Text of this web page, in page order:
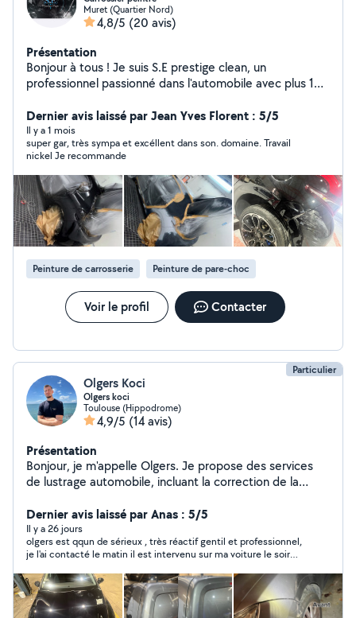
Muret (Quartier Nord)
4,8/5 (20 avis)
Présentation
Bonjour à tous ! Je suis S.E prestige clean, un
professionnel passionné dans l'automobile avec plus 10
propose des services de nettoyage, l'entretien des
véhicules et des espaces de vie. Je mets un point
d'honneur à offrir un service de qualité, alliant efficacité
et respect de l'environnement. N'hésitez pas à me
contacter pour un devis gratuit ou pour toute question.
Je serai ravi de vous aider
Dernier avis laissé par Jean Yves Florent : 5/5
Il y a 1 mois
super gar, très sympa et excéllent dans son. domaine. Travail
nickel Je recommande
Peinture de carrosserie Peinture de pare-choc
Voir le profil Contacter
Particulier
Olgers Koci
Olgers koci
Toulouse (Hippodrome)
4,9/5 (14 avis)
Présentation
Bonjour, je m'appelle Olgers. Je propose des services
de lustrage automobile, incluant la correction de la
légers de la carrosserie. Grâce à un travail soigné et des
produits de qualité, je redonne à votre véhicule
brillance, profondeur de couleur et un aspect comme
neuf. Que ce soit pour rafraîchir l'apparence de votre
voiture ou améliorer sa finition, je travaille avec sérieux,
précision et passion pour un résultat durable et visible.
N'hésitez pas à me contacter pour plus d'informations.
Dernier avis laissé par Anas : 5/5
Il y a 26 jours
olgers est qqun de sérieux , très réactif gentil et professionnel,
je l'ai contacté le matin il est intervenu sur ma voiture le soir